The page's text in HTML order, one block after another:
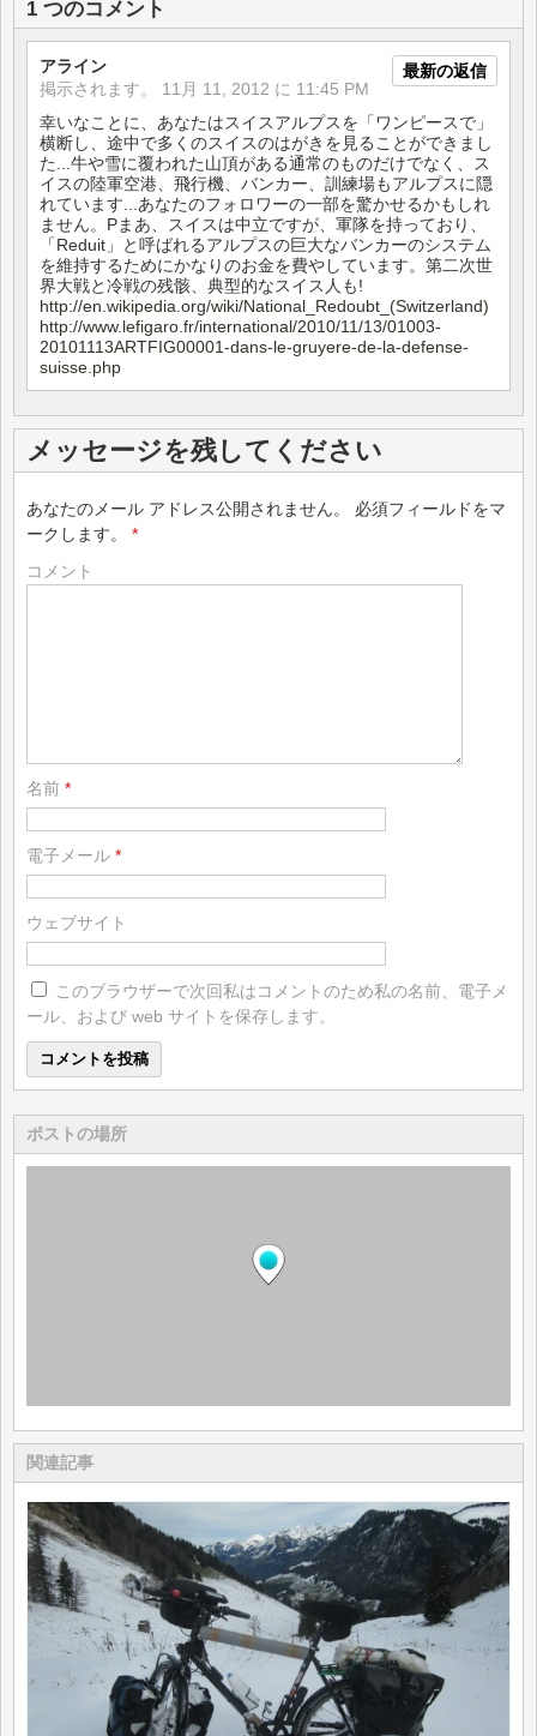
1 つのコメント
最新の返信
アライン
掲示されます。 11月 11, 2012 に 11:45 PM
幸いなことに、あなたはスイスアルプスを「ワンピースで」
横断し、途中で多くのスイスのはがきを見ることができまし
た...牛や雪に覆われた山頂がある通常のものだけでなく、ス
イスの陸軍空港、飛行機、バンカー、訓練場もアルプスに隠
れています...あなたのフォロワーの一部を驚かせるかもしれ
ません。Pまあ、スイスは中立ですが、軍隊を持っており、
「Reduit」と呼ばれるアルプスの巨大なバンカーのシステム
を維持するためにかなりのお金を費やしています。第二次世
界大戦と冷戦の残骸、典型的なスイス人も!
http://en.wikipedia.org/wiki/National_Redoubt_(Switzerland)
http://www.lefigaro.fr/international/2010/11/13/01003-
20101113ARTFIG00001-dans-le-gruyere-de-la-defense-
suisse.php
メッセージを残してください
あなたのメール アドレス公開されません。
必須フィールドをマ
ークします。 *
コメント
名前 *
電子メール *
ウェブサイト
このブラウザーで次回私はコメントのため私の名前、電子メ
ール、および web サイトを保存します。
ポストの場所
関連記事